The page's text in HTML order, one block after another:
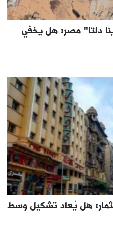
دلتا" مصر: هل يخفي
هل يُعاد تشكيل وسط